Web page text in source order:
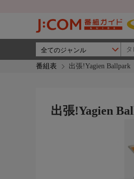
番組表 出張!Yagien Ballpark
出張!Yagien